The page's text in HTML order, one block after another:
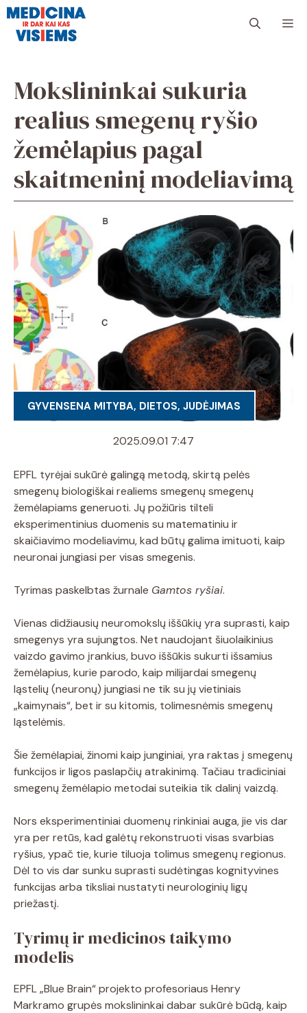
Pereiti
turinio
Mokslininkai sukuria
realius smegenų ryšio
žemėlapius pagal
skaitmeninį modeliavimą
GYVENSENA MITYBA, DIETOS, JUDĖJIMAS
2025.09.01 7:47
EPFL tyrėjai sukūrė galingą metodą, skirtą pelės
smegenų biologiškai realiems smegenų smegenų
žemėlapiams generuoti. Jų požiūris tilteli
eksperimentinius duomenis su matematiniu ir
skaičiavimo modeliavimu, kad būtų galima imituoti, kaip
neuronai jungiasi per visas smegenis.
Tyrimas paskelbtas žurnale Gamtos ryšiai.
Vienas didžiausių neuromokslų iššūkių yra suprasti, kaip
smegenys yra sujungtos. Net naudojant šiuolaikinius
vaizdo gavimo įrankius, buvo iššūkis sukurti išsamius
žemėlapius, kurie parodo, kaip milijardai smegenų
ląstelių (neuronų) jungiasi ne tik su jų vietiniais
„kaimynais“, bet ir su kitomis, tolimesnėmis smegenų
ląstelėmis.
Šie žemėlapiai, žinomi kaip junginiai, yra raktas į smegenų
funkcijos ir ligos paslapčių atrakinimą. Tačiau tradiciniai
smegenų žemėlapio metodai suteikia tik dalinį vaizdą.
Nors eksperimentiniai duomenų rinkiniai auga, jie vis dar
yra per retūs, kad galėtų rekonstruoti visas svarbias
ryšius, ypač tie, kurie tiluoja tolimus smegenų regionus.
Dėl to vis dar sunku suprasti sudėtingas kognityvines
funkcijas arba tiksliai nustatyti neurologinių ligų
priežastį.
Tyrimų ir medicinos taikymo
modelis
EPFL „Blue Brain“ projekto profesoriaus Henry
Markramo grupės mokslininkai dabar sukūrė būdą, kaip